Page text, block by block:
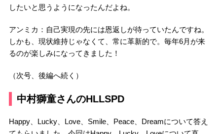
したいと思うようになったんだよね。
アンミカ：自己実現の先には恩返しが待っていたんですね。
しかも、現状維持じゃなくて、常に革新的で。毎年6月が来
るのが楽しみになってきました！
（次号、後編へ続く）
中村獅童さんのHLLSPD
Happy、Lucky、Love、Smile、Peace、Dreamについて答え